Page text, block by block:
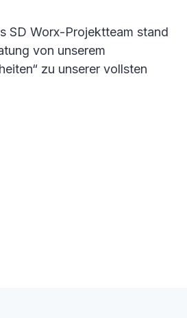
SD Worx-Projektteam stand
von unserem
zu unserer vollsten